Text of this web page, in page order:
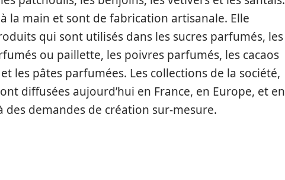
la main et sont de fabrication artisanale. Elle
qui sont utilisés dans les sucres parfumés, les
ou paillette, les poivres parfumés, les cacaos
les pâtes parfumées. Les collections de la société,
diffusées aujourd’hui en France, en Europe, et en
demandes de création sur-mesure.